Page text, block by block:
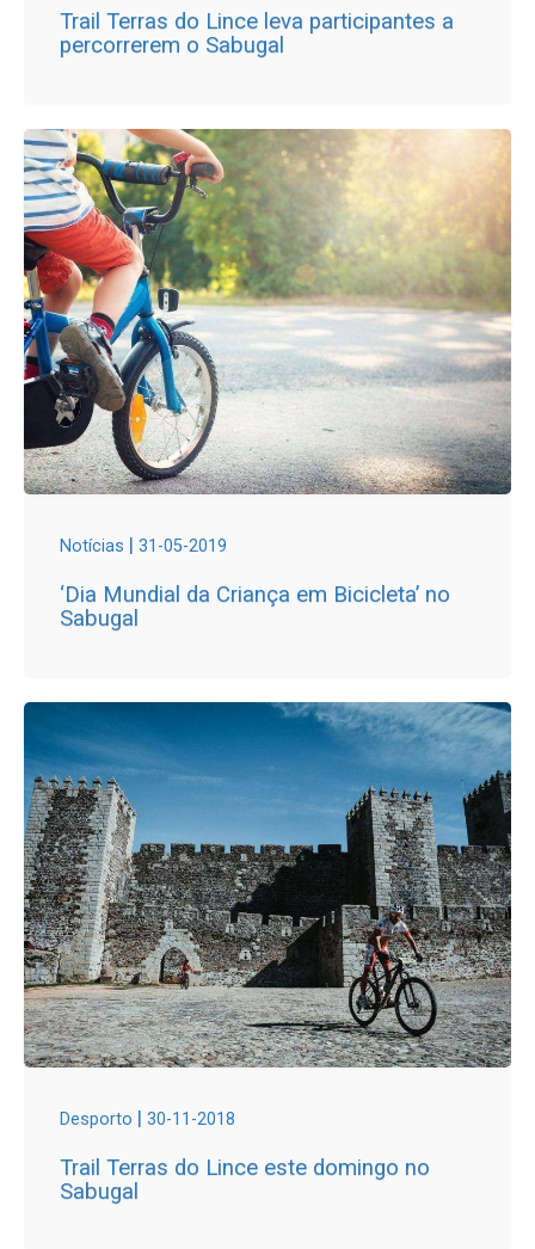
Trail Terras do Lince leva participantes a
percorrerem o Sabugal
Notícias | 31-05-2019
‘Dia Mundial da Criança em Bicicleta’ no
Sabugal
Desporto | 30-11-2018
Trail Terras do Lince este domingo no
Sabugal